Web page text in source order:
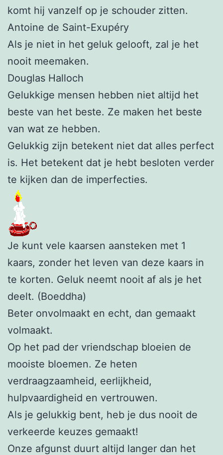
komt hij vanzelf op je schouder zitten.
Antoine de Saint-Exupéry
Als je niet in het geluk gelooft, zal je het
nooit meemaken.
Douglas Halloch
Gelukkige mensen hebben niet altijd het
beste van het beste. Ze maken het beste
van wat ze hebben.
Gelukkig zijn betekent niet dat alles perfect
is. Het betekent dat je hebt besloten verder
te kijken dan de imperfecties.
Je kunt vele kaarsen aansteken met 1
kaars, zonder het leven van deze kaars in
te korten. Geluk neemt nooit af als je het
deelt. (Boeddha)
Beter onvolmaakt en echt, dan gemaakt
volmaakt.
Op het pad der vriendschap bloeien de
mooiste bloemen. Ze heten
verdraagzaamheid, eerlijkheid,
hulpvaardigheid en vertrouwen.
Als je gelukkig bent, heb je dus nooit de
verkeerde keuzes gemaakt!
Onze afgunst duurt altijd langer dan het